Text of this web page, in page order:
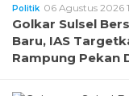
Politik 06 Agustus 2026
Golkar Sulsel
Baru, IAS
Rampung Pekan